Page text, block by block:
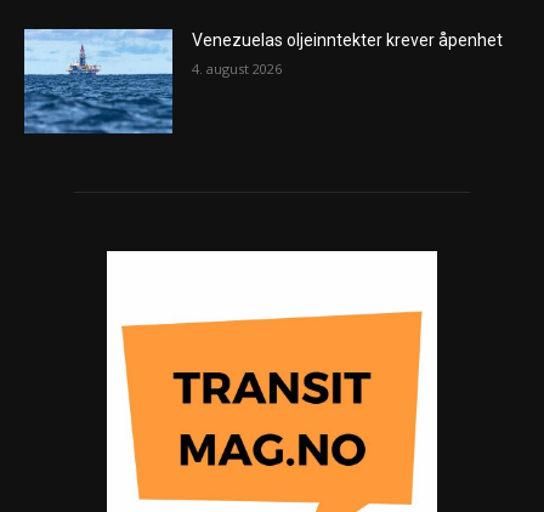
Venezuelas oljeinntekter krever åpenhet
4. august 2026